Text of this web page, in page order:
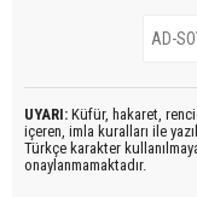
UYARI: Küfür, hakaret,
içeren, imla kuralları ile
Türkçe karakter
onaylanmamaktadır.